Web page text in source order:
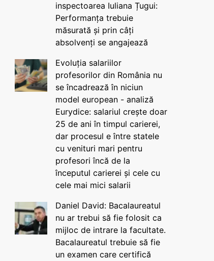
inspectoarea Iuliana Țugui:
Performanța trebuie
măsurată și prin câți
absolvenți se angajează
Evoluția salariilor
profesorilor din România nu
se încadrează în niciun
model european - analiză
Eurydice: salariul crește doar
25 de ani în timpul carierei,
dar procesul e între statele
cu venituri mari pentru
profesori încă de la
începutul carierei și cele cu
cele mai mici salarii
Daniel David: Bacalaureatul
nu ar trebui să fie folosit ca
mijloc de intrare la facultate.
Bacalaureatul trebuie să fie
un examen care certifică